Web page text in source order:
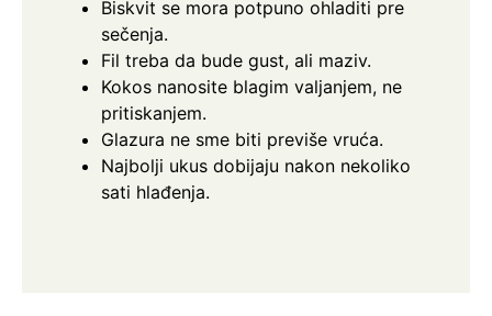
Biskvit se mora potpuno ohladiti pre
sečenja.
Fil treba da bude gust, ali maziv.
Kokos nanosite blagim valjanjem, ne
pritiskanjem.
Glazura ne sme biti previše vruća.
Najbolji ukus dobijaju nakon nekoliko
sati hlađenja.